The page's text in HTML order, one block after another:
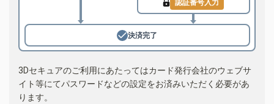
認証番号入力
決済完了
3Dセキュアのご利用にあたってはカード発行会社のウェブサ
イト等にてパスワードなどの設定をお済みいただく必要があ
ります。